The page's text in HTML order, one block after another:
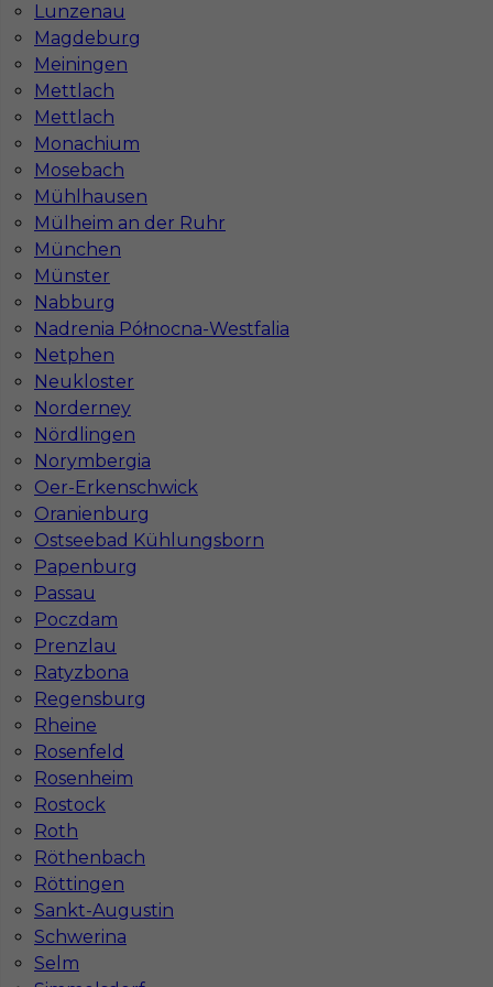
Lunzenau
Magdeburg
Meiningen
Mettlach
Mettlach
Monachium
Mosebach
Mühlhausen
Mülheim an der Ruhr
München
Münster
Nabburg
Nadrenia Północna-Westfalia
Netphen
Neukloster
Norderney
Nördlingen
Norymbergia
Oer-Erkenschwick
Oranienburg
Ostseebad Kühlungsborn
Papenburg
Passau
Poczdam
Prenzlau
Ratyzbona
Regensburg
Rheine
Rosenfeld
Rosenheim
Rostock
Roth
Röthenbach
Röttingen
Sankt-Augustin
Schwerina
Selm
Częstochowie
Najpopularniejsze miejscowości w Niemczech
Praca Augsburg
Praca Hamburg
Praca Berlin
Praca Hannover
Praca Dortmund
Praca Magdeburg
Witryna korzysta z ciasteczek
Ta witryna używa ciasteczek (cookies) do
personalizacji treści i reklam, oferowania funkcji